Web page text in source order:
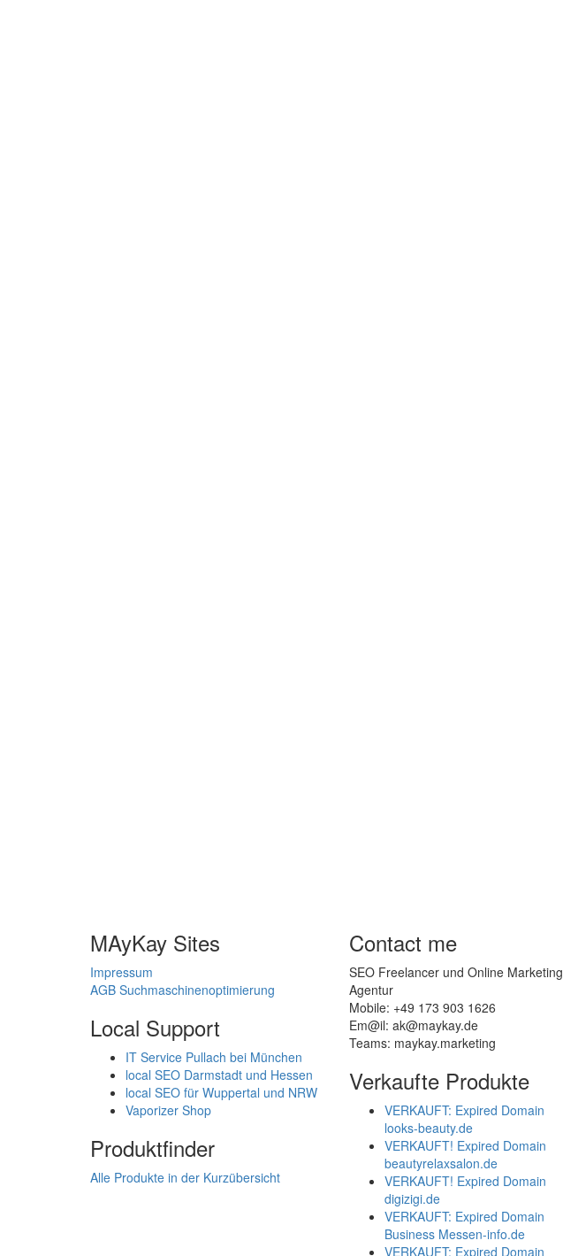
MAyKay Sites
Impressum
AGB Suchmaschinenoptimierung
Local Support
IT Service Pullach bei München
local SEO Darmstadt und Hessen
local SEO für Wuppertal und NRW
Vaporizer Shop
Produktfinder
Alle Produkte in der Kurzübersicht
Contact me
SEO Freelancer und Online Marketing
Agentur
Mobile: +49 173 903 1626
Em@il: ak@maykay.de
Teams: maykay.marketing
Verkaufte Produkte
VERKAUFT: Expired Domain
looks-beauty.de
VERKAUFT! Expired Domain
beautyrelaxsalon.de
VERKAUFT! Expired Domain
digizigi.de
VERKAUFT: Expired Domain
Business Messen-info.de
VERKAUFT: Expired Domain